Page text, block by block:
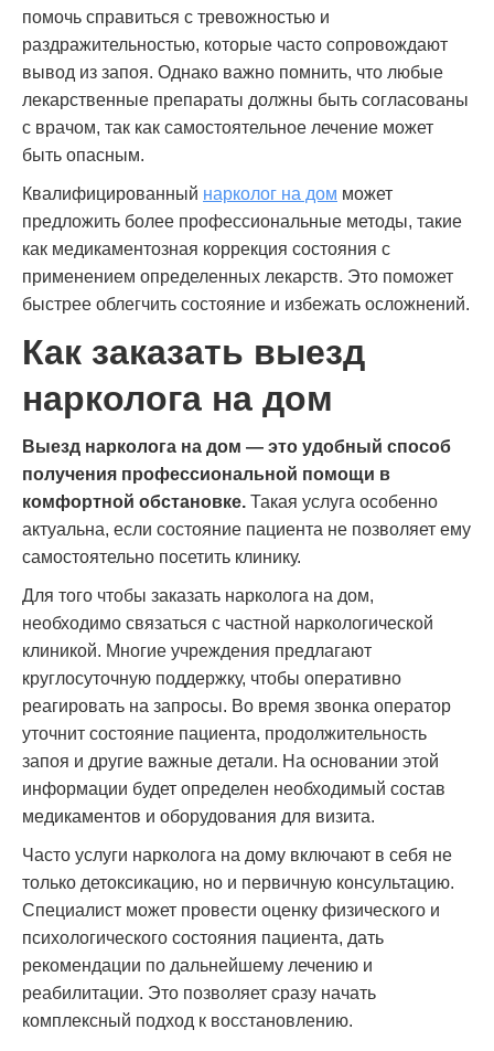
помочь справиться с тревожностью и
раздражительностью, которые часто сопровождают
вывод из запоя. Однако важно помнить, что любые
лекарственные препараты должны быть согласованы
с врачом, так как самостоятельное лечение может
быть опасным.
Квалифицированный нарколог на дом может
предложить более профессиональные методы, такие
как медикаментозная коррекция состояния с
применением определенных лекарств. Это поможет
быстрее облегчить состояние и избежать осложнений.
Как заказать выезд
нарколога на дом
Выезд нарколога на дом — это удобный способ
получения профессиональной помощи в
комфортной обстановке. Такая услуга особенно
актуальна, если состояние пациента не позволяет ему
самостоятельно посетить клинику.
Для того чтобы заказать нарколога на дом,
необходимо связаться с частной наркологической
клиникой. Многие учреждения предлагают
круглосуточную поддержку, чтобы оперативно
реагировать на запросы. Во время звонка оператор
уточнит состояние пациента, продолжительность
запоя и другие важные детали. На основании этой
информации будет определен необходимый состав
медикаментов и оборудования для визита.
Часто услуги нарколога на дому включают в себя не
только детоксикацию, но и первичную консультацию.
Специалист может провести оценку физического и
психологического состояния пациента, дать
рекомендации по дальнейшему лечению и
реабилитации. Это позволяет сразу начать
комплексный подход к восстановлению.